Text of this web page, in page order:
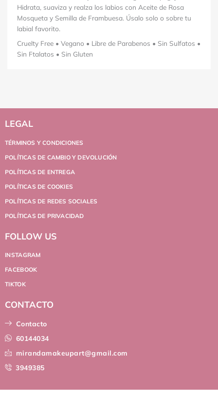
Hidrata, suaviza y realza los labios con Aceite de Rosa
Mosqueta y Semilla de Frambuesa. Úsalo solo o sobre tu
labial favorito.
Cruelty Free • Vegano • Libre de Parabenos • Sin Sulfatos •
Sin Ftalatos • Sin Gluten
LEGAL
TÉRMINOS Y CONDICIONES
POLÍTICAS DE CAMBIO Y DEVOLUCIÓN
POLÍTICAS DE ENTREGA
POLÍTICAS DE COOKIES
POLÍTICAS DE REDES SOCIALES
POLÍTICAS DE PRIVACIDAD
FOLLOW US
INSTAGRAM
FACEBOOK
TIKTOK
CONTACTO
Contacto
60144034
mirandamakeupart@gmail.com
3949385